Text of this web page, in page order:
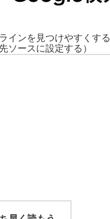
インを見つけやすくする
ソースに設定する）